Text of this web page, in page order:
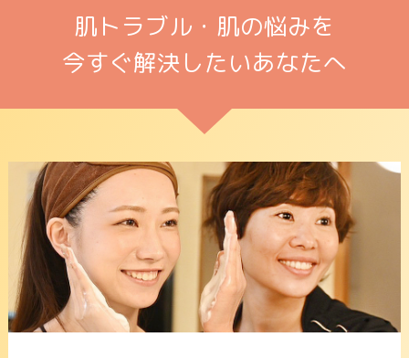
肌トラブル・肌の悩みを
今すぐ解決したいあなたへ